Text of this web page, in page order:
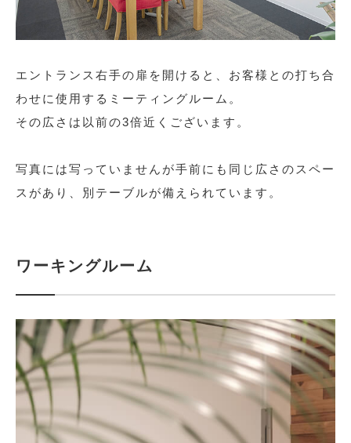
エントランス右手の扉を開けると、お客様との打ち合
わせに使用するミーティングルーム。
その広さは以前の3倍近くございます。
写真には写っていませんが手前にも同じ広さのスペー
スがあり、別テーブルが備えられています。
ワーキングルーム